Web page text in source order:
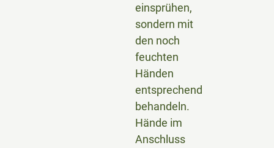
einsprühen,
sondern mit
den noch
feuchten
Händen
entsprechend
behandeln.
Hände im
Anschluss